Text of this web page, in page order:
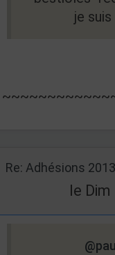
je
Re: Adhésions 2013
le Dim